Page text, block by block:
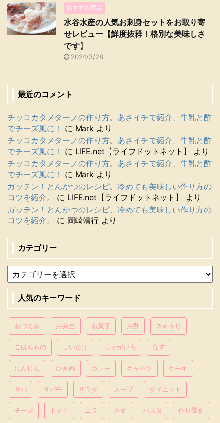
おすすめ商品
水谷水産の人気お刺身セットをお取り寄
せレビュー【鮮度抜群！格別な美味しさ
です】
2024/3/28
最近のコメント
チッコカタメターノの作り方。あさイチで紹介、牛乳と酢
でチーズ風に！
に Mark より
チッコカタメターノの作り方。あさイチで紹介、牛乳と酢
でチーズ風に！
に LIFE.net【ライフドットネット】
より
チッコカタメターノの作り方。あさイチで紹介、牛乳と酢
でチーズ風に！
に Mark より
ガッテン！とんかつのレシピ。冷めても美味しい作り方の
コツを紹介。
に LIFE.net【ライフドットネット】
より
ガッテン！とんかつのレシピ。冷めても美味しい作り方の
コツを紹介。
に 岡崎靖行 より
カテゴリー
人気のキーワード
おつまみ お弁当 お菓子 お酢 きゅうり
ごはんもの しいたけ じゃがいも なす
にんじん ひき肉 カレー キャベツ ケーキ
サバ サバ缶 サラダ スープ ダイエット
チーズ トマト ニラ ネギ パスタ 作り置き